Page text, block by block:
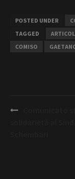
POSTED UNDER
TAGGED
COMISO
Post